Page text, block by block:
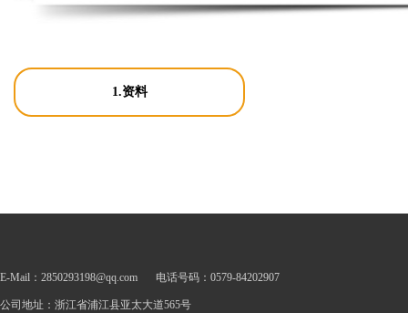
1.资料
E-Mail：2850293198@qq.com 电话号码：0579-84202907
公司地址：浙江省浦江县亚太大道565号